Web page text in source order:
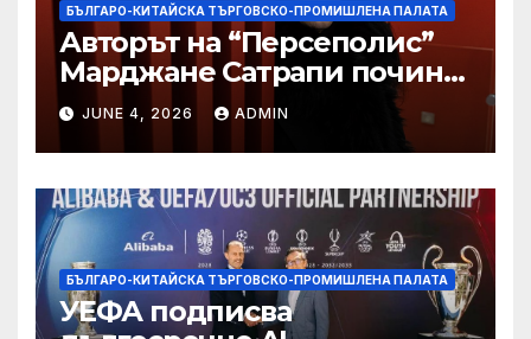
БЪЛГАРО-КИТАЙСКА ТЪРГОВСКО-ПРОМИШЛЕНА ПАЛАТА
Авторът на “Персеполис”
Марджане Сатрапи почина
“от тъга” на 56 години
JUNE 4, 2026 ADMIN
БЪЛГАРО-КИТАЙСКА ТЪРГОВСКО-ПРОМИШЛЕНА ПАЛАТА
УЕФА подписва